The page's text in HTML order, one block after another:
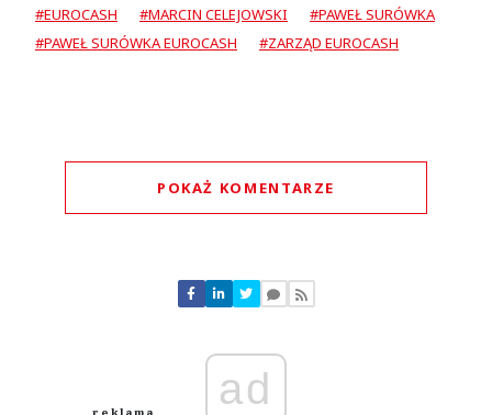
#EUROCASH #MARCIN CELEJOWSKI
#PAWEŁ SURÓWKA
#PAWEŁ SURÓWKA EUROCASH
#ZARZĄD EUROCASH
POKAŻ KOMENTARZE
Nie znaleziono komentarzy
Zostaw swoje komentarze
Anuluj
ad